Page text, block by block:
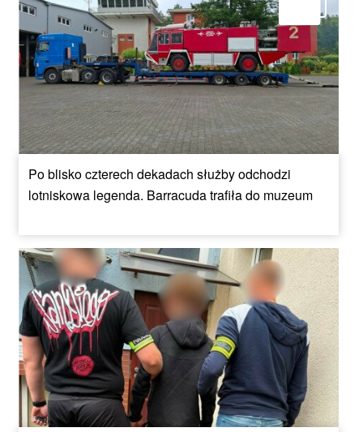
Po blisko czterech dekadach służby odchodzi
lotniskowa legenda. Barracuda trafiła do muzeum